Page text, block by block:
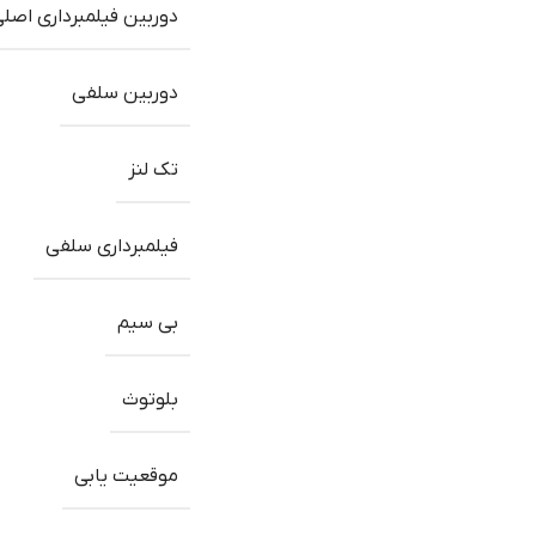
دوربین فیلمبرداری
دوربین سلفی
تک لنز
فیلمبرداری سلفی
بی سیم
بلوتوث
موقعیت یابی